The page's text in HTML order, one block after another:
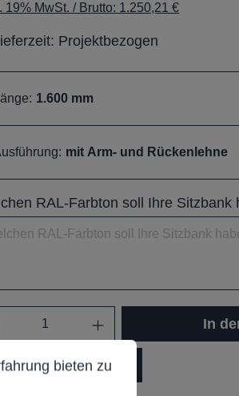
19% MwSt. / Brutto: 1.250,21 €
Projektbezogen
1.600 mm
mit Arm- und Rückenlehne
RAL-Farbton soll Ihre Sitzbank
In
Produkt Anfrage
bieten zu können.
bieten zu